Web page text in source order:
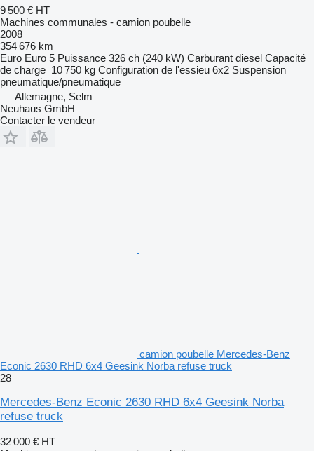
9 500 € HT
Machines communales - camion poubelle
2008
354 676 km
Euro Euro 5 Puissance 326 ch (240 kW) Carburant diesel Capacité
de charge 10 750 kg Configuration de l'essieu 6x2 Suspension
pneumatique/pneumatique
Allemagne, Selm
Neuhaus GmbH
Contacter le vendeur
camion poubelle Mercedes-Benz
Econic 2630 RHD 6x4 Geesink Norba refuse truck
28
Mercedes-Benz Econic 2630 RHD 6x4 Geesink Norba
refuse truck
32 000 € HT